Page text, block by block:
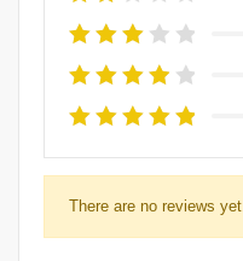
There are no reviews yet.